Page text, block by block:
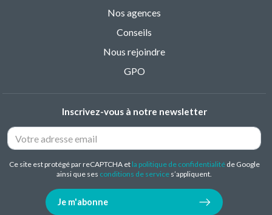
Nos agences
Conseils
Nous rejoindre
GPO
Inscrivez-vous à notre newsletter
Ce site est protégé par reCAPTCHA et la politique de confidentialitéde Google
ainsi que ses conditions de service s’appliquent.
Je m'abonne